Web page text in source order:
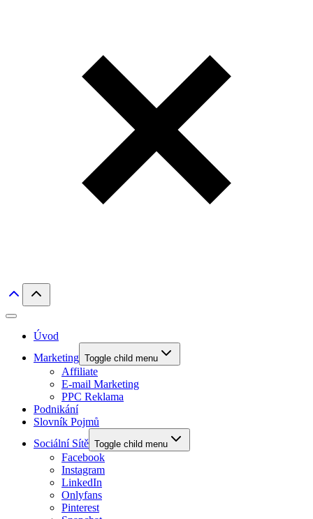
Úvod
Marketing Toggle child menu
Affiliate
E-mail Marketing
PPC Reklama
Podnikání
Slovník Pojmů
Sociální Sítě Toggle child menu
Facebook
Instagram
LinkedIn
Onlyfans
Pinterest